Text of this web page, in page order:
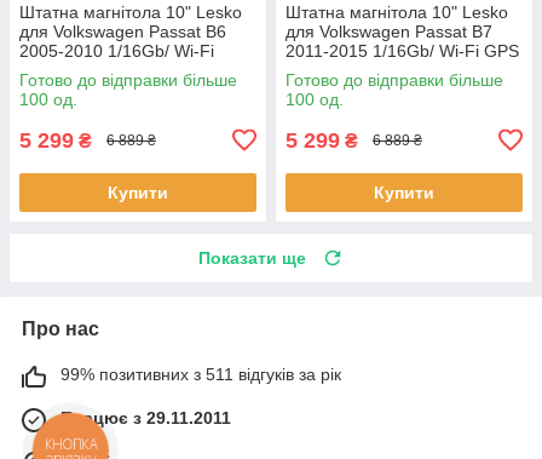
Штатна магнітола 10" Lesko
для Volkswagen Passat B6
2005-2010 1/16Gb/ Wi-Fi
Optima Вольксваген шт.
Готово до відправки більше
100 од.
5 299 ₴ 6 889 ₴
Купити
Штатна магнітола 10" Lesko
для Volkswagen Passat B7
2011-2015 1/16Gb/ Wi-Fi GPS
Optima Вольксваген шт.
Готово до відправки більше
100 од.
5 299 ₴ 6 889 ₴
Купити
Показати ще
Про нас
99% позитивних з 511 відгуків за рік
Працює з 29.11.2011
КНОПКА